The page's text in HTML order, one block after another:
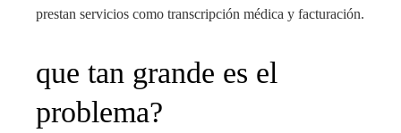
prestan servicios como transcripción médica y facturación.
que tan grande es el
problema?